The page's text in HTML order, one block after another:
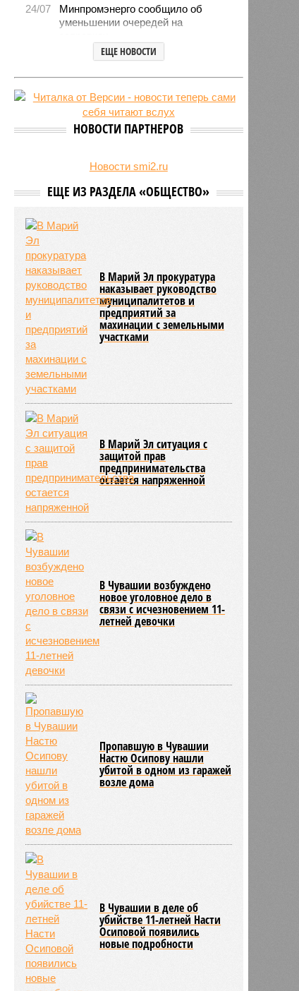
24/07
Минпромэнерго сообщило об
уменьшении очередей на
В Чувашии за 6 месяцев изъято
тысяч рублей за каждый сбитый
беспилотник
ЕЩЕ НОВОСТИ
НОВОСТИ ПАРТНЕРОВ
Новости smi2.ru
ЕЩЕ ИЗ РАЗДЕЛА «ОБЩЕСТВО»
В Марий Эл прокуратура
наказывает руководство
муниципалитетов и
предприятий за
махинации с земельными
участками
В Марий Эл ситуация с
защитой прав
предпринимательства
остается напряженной
В Чувашии возбуждено
новое уголовное дело в
связи с исчезновением 11-
летней девочки
Пропавшую в Чувашии
Настю Осипову нашли
убитой в одном из гаражей
возле дома
В Чувашии в деле об
убийстве 11-летней Насти
Осиповой появились
новые подробности